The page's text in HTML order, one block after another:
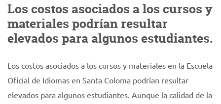
Los costos asociados a los cursos y
materiales podrían resultar
elevados para algunos estudiantes.
Los costos asociados a los cursos y materiales en la Escuela
Oficial de Idiomas en Santa Coloma podrían resultar
elevados para algunos estudiantes. Aunque la calidad de la